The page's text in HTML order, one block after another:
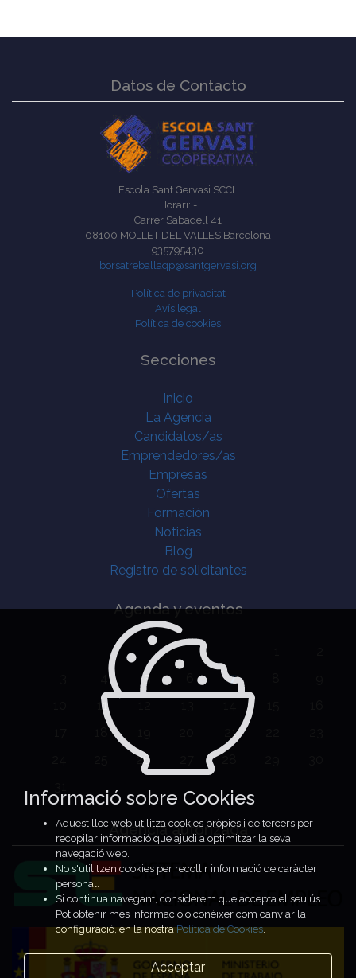
Datos de Contacto
Escola Sant Gervasi SCCL
Horari: -
Carrer Sabadell 41
08100 MOLLET DEL VALLES Barcelona
935795430
borsatreballaqp@santgervasi.org
Política de privacitat
Avís legal
Política de cookies
Secciones
Inicio
La Agencia
Candidatos/as
Emprendedores/as
Empresas
Ofertas
Formación
Noticias
Blog
Registro de solicitantes
Agenda y eventos
5 7
11
21
26 28
Agencia autorizada
Informació sobre Cookies
Aquest lloc web utilitza cookies pròpies i de tercers per
recopilar informació que ajudi a optimitzar la seva
navegació web.
No s'utilitzen cookies per recollir informació de caràcter
personal.
Si continua navegant, considerem que accepta el seu ús.
Pot obtenir més informació o conèixer com canviar la
configuració, en la nostraPolítica de Cookies.
Acceptar